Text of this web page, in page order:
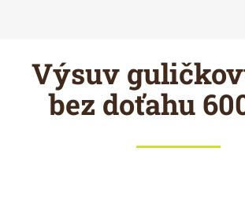
Výsuv
bez doťahu